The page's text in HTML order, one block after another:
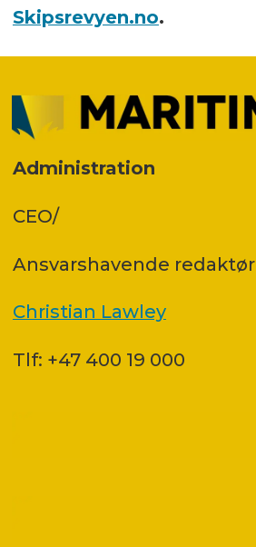
Skipsrevyen.no.
Administration
CEO/
Ansvars­havende redaktør
Christian Lawley
Tlf: +47 400 19 000